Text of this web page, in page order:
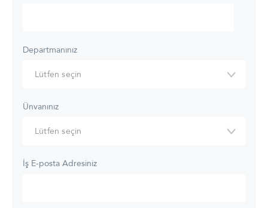
Departmanınız
Ünvanınız
İş E-posta Adresiniz